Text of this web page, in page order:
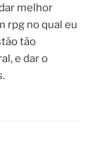
melhor
rpg no qual eu
tão
e dar o